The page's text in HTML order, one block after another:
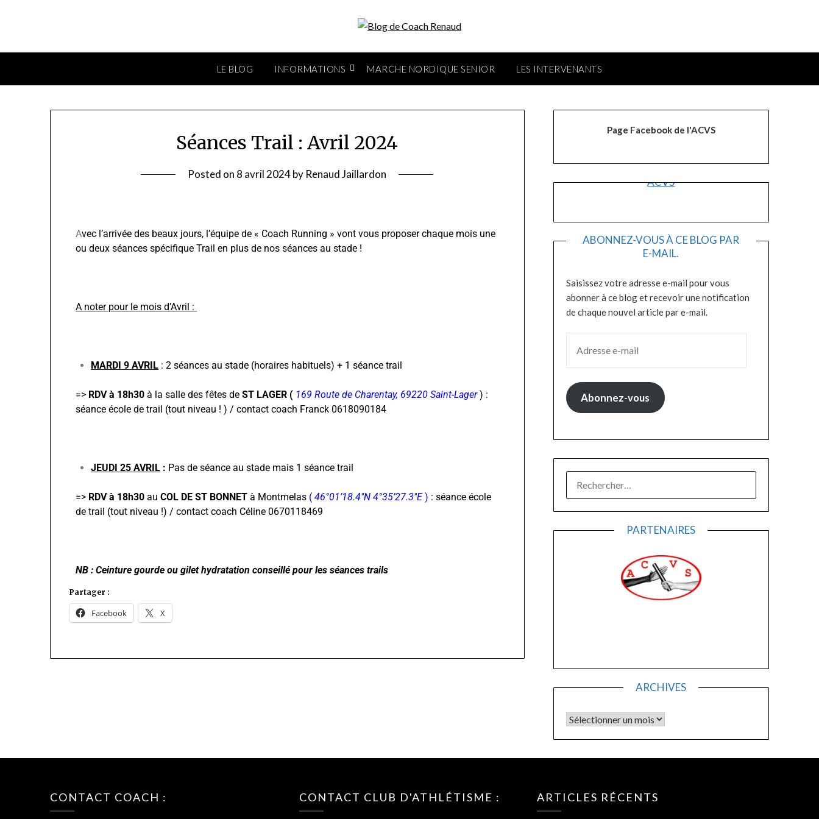
LE BLOG INFORMATIONS MARCHE NORDIQUE SENIOR LES INTERVENANTS
Séances Trail : Avril 2024
Posted on 8 avril 2024by Renaud Jaillardon
Avec l’arrivée des beaux jours, l’équipe de « Coach Running » vont vous proposer chaque mois une
ou deux séances spécifique Trail en plus de nos séances au stade !
A noter pour le mois d’Avril :
MARDI 9 AVRIL : 2 séances au stade (horaires habituels) + 1 séance trail
=> RDV à 18h30à la salle des fêtes deST LAGER ( 169 Route de Charentay, 69220 Saint-Lager) :
séance école de trail (tout niveau ! ) / contact coach Franck 0618090184
JEUDI 25 AVRIL : Pas de séance au stade mais 1 séance trail
=> RDV à 18h30 auCOL DE ST BONNET à Montmelas (46°01’18.4″N 4°35’27.3″E) : séance école
de trail (tout niveau !) / contact coach Céline 0670118469
NB : Ceinture gourde ou gilet hydratation conseillé pour les séances trails
Partager :
Facebook X
Page Facebook de l'ACVS
ACVS
ABONNEZ-VOUS À CE BLOG PAR
E-MAIL.
Saisissez votre adresse e-mail pour vous
abonner à ce blog et recevoir une notification
de chaque nouvel article par e-mail.
Abonnez-vous
PARTENAIRES
ARCHIVES
CONTACT COACH : CONTACT CLUB D'ATHLÉTISME : ARTICLES RÉCENTS